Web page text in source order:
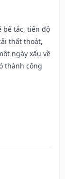
bế tắc, tiến độ
thất thoát,
ngày xấu về
thành công